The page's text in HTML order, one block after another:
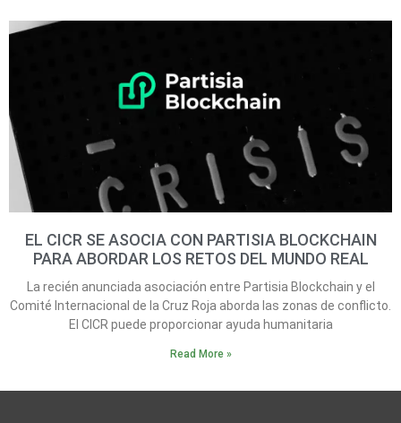
EL CICR SE ASOCIA CON PARTISIA BLOCKCHAIN
PARA ABORDAR LOS RETOS DEL MUNDO REAL
La recién anunciada asociación entre Partisia Blockchain y el
Comité Internacional de la Cruz Roja aborda las zonas de conflicto.
El CICR puede proporcionar ayuda humanitaria
Read More »